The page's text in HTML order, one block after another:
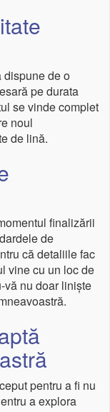
dispune de o
pe durata
se vinde complet
noul
de lină.
finalizării
de
că detaliile fac
vine cu un loc de
vă nu doar liniște
pentru a fi nu
a explora